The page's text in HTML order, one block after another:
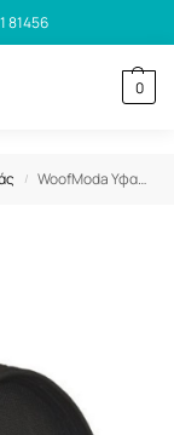
81456
0
/ WoofModa Υφασμάτινη Τσάντα Μεταφοράς Κατοικίδιου Λεοπάρ No2